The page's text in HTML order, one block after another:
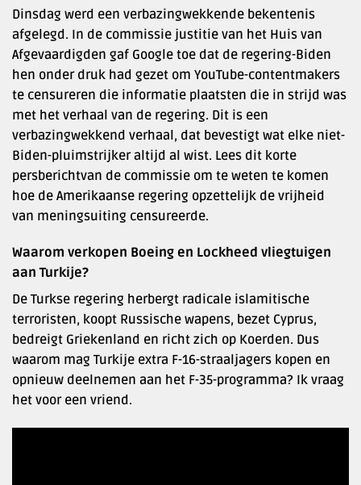
Dinsdag werd een verbazingwekkende bekentenis
afgelegd. In de commissie justitie van het Huis van
Afgevaardigden gaf Google toe dat de regering-Biden
hen onder druk had gezet om YouTube-contentmakers
te censureren die informatie plaatsten die in strijd was
met het verhaal van de regering. Dit is een
verbazingwekkend verhaal, dat bevestigt wat elke niet-
Biden-pluimstrijker altijd al wist. Lees dit korte
persberichtvan de commissie om te weten te komen
hoe de Amerikaanse regering opzettelijk de vrijheid
van meningsuiting censureerde.
Waarom verkopen Boeing en Lockheed vliegtuigen
aan Turkije?
De Turkse regering herbergt radicale islamitische
terroristen, koopt Russische wapens, bezet Cyprus,
bedreigt Griekenland en richt zich op Koerden. Dus
waarom mag Turkije extra F-16-straaljagers kopen en
opnieuw deelnemen aan het F-35-programma? Ik vraag
het voor een vriend.